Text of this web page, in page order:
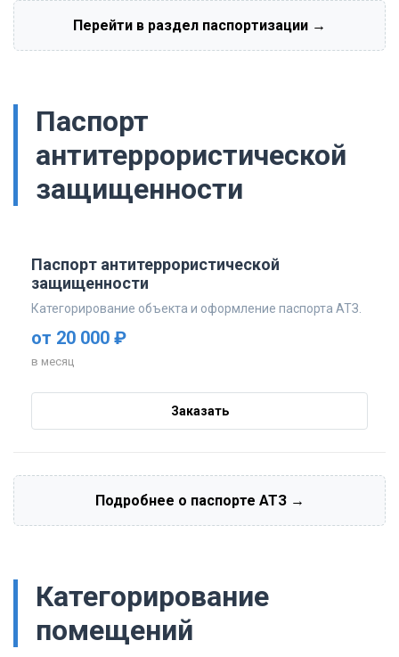
Перейти в раздел паспортизации →
Паспорт
антитеррористической
защищенности
Паспорт антитеррористической
защищенности
Категорирование объекта и оформление паспорта АТЗ.
от 20 000 ₽
в месяц
Заказать
Подробнее о паспорте АТЗ →
Категорирование
помещений